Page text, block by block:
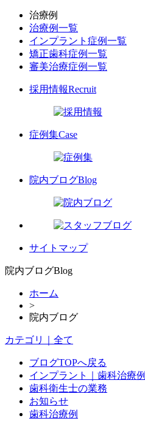
治療例
治療例一覧
インプラント症例一覧
矯正歯科症例一覧
審美治療症例一覧
採用情報Recruit
症例集Case
院内ブログBlog
サイトマップ
院内ブログBlog
ホーム
>
院内ブログ
カテゴリ｜全て
ブログTOPへ戻る
インプラント｜歯科治療例
歯科衛生士の業務
お知らせ
歯科治療例